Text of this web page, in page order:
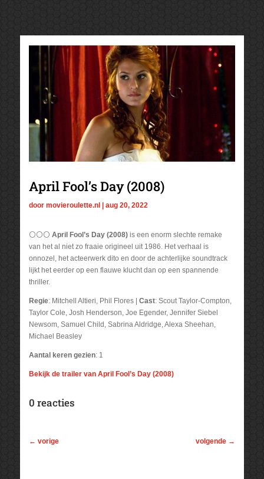
April Fool’s Day (2008)
door movieroulette.nl aug 20, 2022
⚪⚪⚪ April Fool’s Day (2008)is een enorm slechte remake
van het al niet zo fraaie origineel uit 1986. Het verhaal is
onnozel, het acteerwerk dito en door de achterlijke soundtrack
lijkt het eerder op een flauwe klucht dan op een spannende
thriller.
Regie: Mitchell Altieri, Phil Flores | Cast: Scout Taylor-Compton,
Taylor Cole, Josh Henderson, Joe Egender, Jennifer Siebel
Newsom, Samuel Child, Sabrina Aldridge, Alexa Sheehan,
Michael Beasley
Aantal keren gezien: 1
Bekijk de trailer van April Fool’s Day (2008)
0 reacties
← vorige volgende →